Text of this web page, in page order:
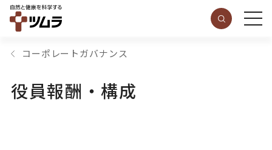
コーポレートガバナンス
役員報酬・構成